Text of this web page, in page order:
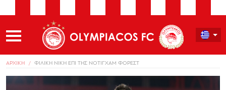
ΑΡΧΙΚΗ ΦΙΛΙΚΗ ΝΙΚΗ ΕΠΙ ΤΗΣ ΝΟΤΙΓΧΑΜ ΦΟΡΕΣΤ